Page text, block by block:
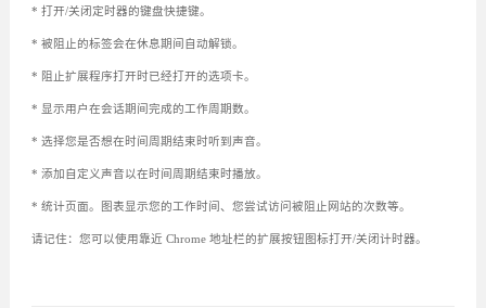
* 打开/关闭定时器的键盘快捷键。
* 被阻止的标签会在休息期间自动解锁。
* 阻止扩展程序打开时已经打开的选项卡。
* 显示用户在会话期间完成的工作周期数。
* 选择您是否想在时间周期结束时听到声音。
* 添加自定义声音以在时间周期结束时播放。
* 统计页面。图表显示您的工作时间、您尝试访问被阻止网站的次数等。
请记住：您可以使用靠近 Chrome 地址栏的扩展按钮图标打开/关闭计时器。